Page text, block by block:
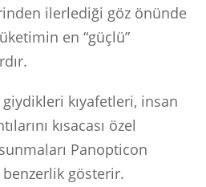
ilerlediği göz önünde
en “güçlü”
kıyafetleri, insan
kısacası özel
Panopticon
benzerlik gösterir.